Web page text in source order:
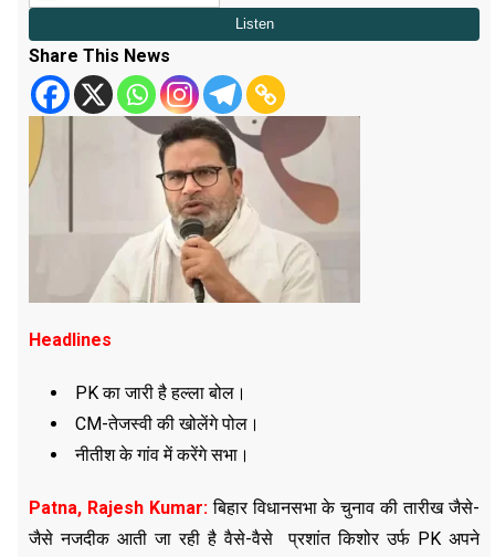
Share This News
Headlines
PK का जारी है हल्ला बोल।
CM-तेजस्वी की खोलेंगे पोल।
नीतीश के गांव में करेंगे सभा।
Patna, Rajesh Kumar:बिहार विधानसभा के चुनाव की तारीख जैसे-
जैसे नजदीक आती जा रही है वैसे-वैसे प्रशांत किशोर उर्फ PK अपने